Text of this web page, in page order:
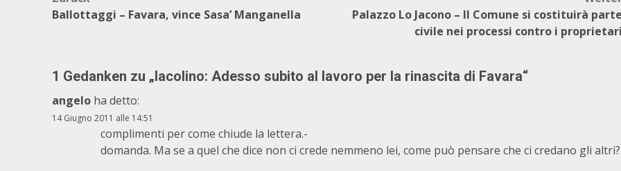
Ballottaggi – Favara, vince Sasa’ Manganella
Palazzo Lo Jacono – Il Comune si costituirà
civile nei processi contro i
1 Gedanken zu „Iacolino: Adesso subito al lavoro per la rinascita di Favara“
angelo ha detto:
14 Giugno 2011 alle 14:51
complimenti per come chiude la lettera.-
domanda. Ma se a quel che dice non ci crede nemmeno lei, come può pensare che ci credano gli altri?